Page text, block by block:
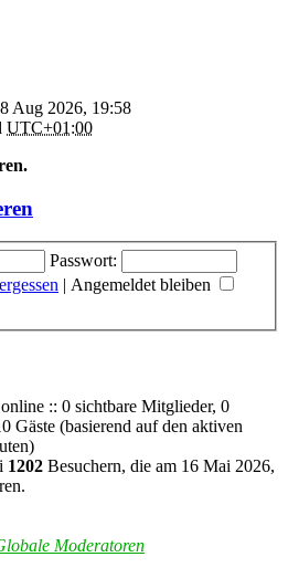
Aug 2026, 19:58
UTC+01:00
Passwort:
| Angemeldet bleiben
:: 0 sichtbare Mitglieder, 0
Gäste (basierend auf den aktiven
1202 Besuchern, die am 16 Mai 2026,
Moderatoren